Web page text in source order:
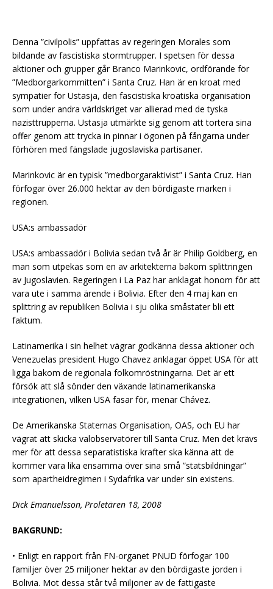
Denna ”civilpolis” uppfattas av regeringen Morales som
bildande av fascistiska stormtrupper. I spetsen för dessa
aktioner och grupper går Branco Marinkovic, ordförande för
”Medborgarkommitten” i Santa Cruz. Han är en kroat med
sympatier för Ustasja, den fascistiska kroatiska organisation
som under andra världskriget var allierad med de tyska
nazisttrupperna. Ustasja utmärkte sig genom att tortera sina
offer genom att trycka in pinnar i ögonen på fångarna under
förhören med fängslade jugoslaviska partisaner.
Marinkovic är en typisk ”medborgaraktivist” i Santa Cruz. Han
förfogar över 26.000 hektar av den bördigaste marken i
regionen.
USA:s ambassadör
USA:s ambassadör i Bolivia sedan två år är Philip Goldberg, en
man som utpekas som en av arkitekterna bakom splittringen
av Jugoslavien. Regeringen i La Paz har anklagat honom för att
vara ute i samma ärende i Bolivia. Efter den 4 maj kan en
splittring av republiken Bolivia i sju olika småstater bli ett
faktum.
Latinamerika i sin helhet vägrar godkänna dessa aktioner och
Venezuelas president Hugo Chavez anklagar öppet USA för att
ligga bakom de regionala folkomröstningarna. Det är ett
försök att slå sönder den växande latinamerikanska
integrationen, vilken USA fasar för, menar Chávez.
De Amerikanska Staternas Organisation, OAS, och EU har
vägrat att skicka valobservatörer till Santa Cruz. Men det krävs
mer för att dessa separatistiska krafter ska känna att de
kommer vara lika ensamma över sina små ”statsbildningar”
som apartheidregimen i Sydafrika var under sin existens.
Dick Emanuelsson, Proletären 18, 2008
BAKGRUND:
• Enligt en rapport från FN-organet PNUD förfogar 100
familjer över 25 miljoner hektar av den bördigaste jorden i
Bolivia. Mot dessa står två miljoner av de fattigaste